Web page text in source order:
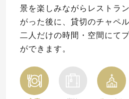
景を楽しみながらレストラ
がった後に、貸切のチャペ
二人だけの時間・空間にて
ができます。